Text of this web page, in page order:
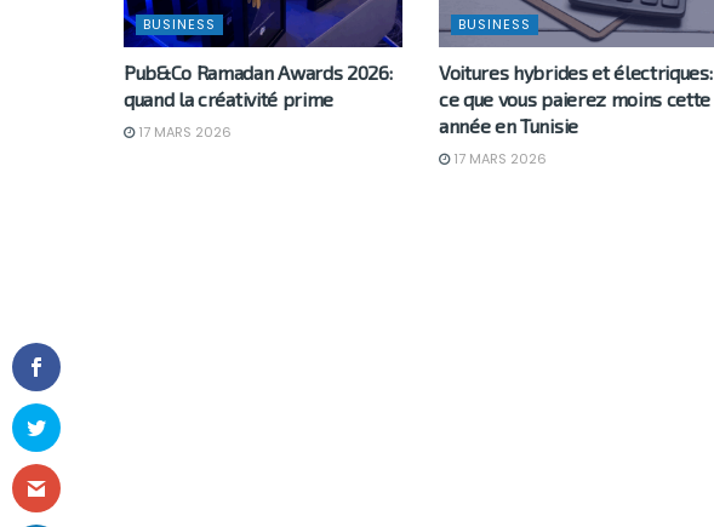
BUSINESS
Pub&Co Ramadan Awards 2026:
quand la créativité prime
17 MARS 2026
BUSINESS
Voitures hybrides et électriques:
ce que vous paierez moins cette
année en Tunisie
17 MARS 2026